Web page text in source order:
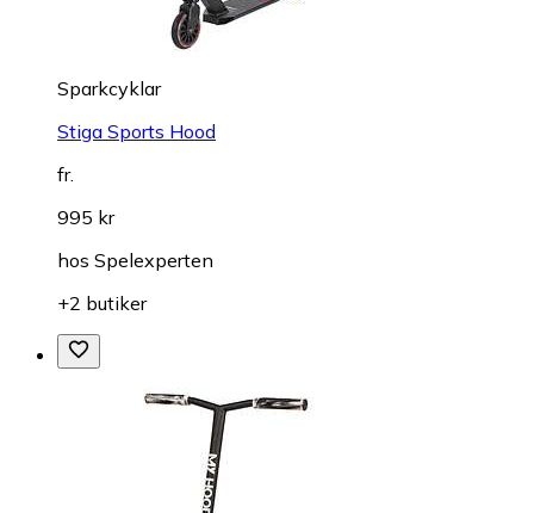
Sparkcyklar
Stiga Sports Hood
fr.
995 kr
hos Spelexperten
+2 butiker